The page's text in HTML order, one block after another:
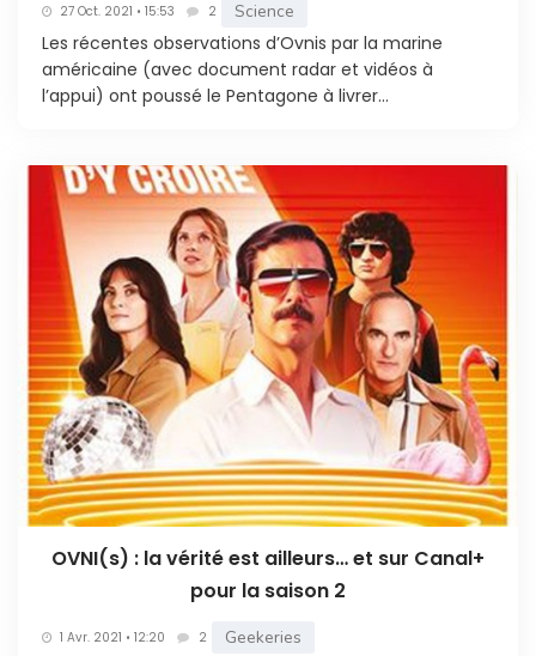
27 Oct. 2021 • 15:53 2 Science
Les récentes observations d’Ovnis par la marine
américaine (avec document radar et vidéos à
l’appui) ont poussé le Pentagone à livrer...
OVNI(s) : la vérité est ailleurs… et sur Canal+
pour la saison 2
1 Avr. 2021 • 12:20 2 Geekeries